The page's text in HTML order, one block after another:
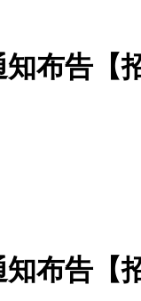
布告【
布告【